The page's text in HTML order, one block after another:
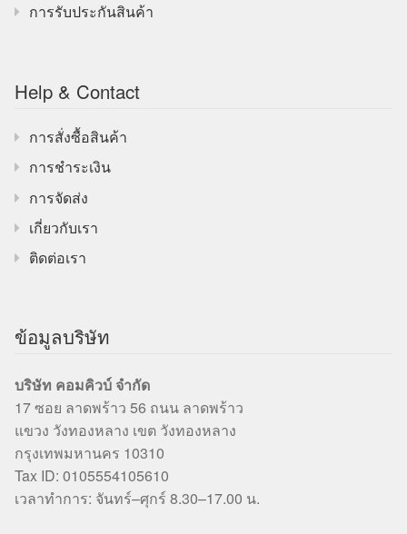
การรับประกันสินค้า
Help & Contact
การสั่งซื้อสินค้า
การชำระเงิน
การจัดส่ง
เกี่ยวกับเรา
ติดต่อเรา
ข้อมูลบริษัท
บริษัท คอมคิวบ์ จำกัด
17 ซอย ลาดพร้าว 56 ถนน ลาดพร้าว
แขวง วังทองหลาง เขต วังทองหลาง
กรุงเทพมหานคร 10310
Tax ID: 0105554105610
เวลาทำการ: จันทร์–ศุกร์ 8.30–17.00 น.